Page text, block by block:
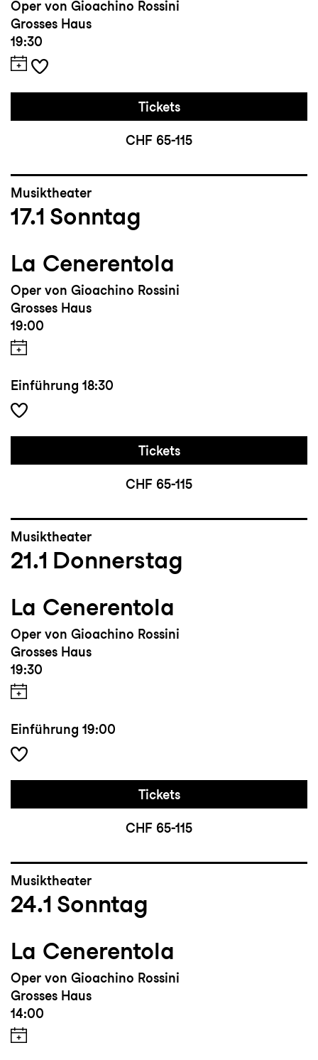
Oper von Gioachino Rossini
Grosses Haus
19:30
Tickets
CHF 65-115
Musiktheater
17.1 Sonntag
La Cenerentola
Oper von Gioachino Rossini
Grosses Haus
19:00
Einführung 18:30
Tickets
CHF 65-115
Musiktheater
21.1 Donnerstag
La Cenerentola
Oper von Gioachino Rossini
Grosses Haus
19:30
Einführung 19:00
Tickets
CHF 65-115
Musiktheater
24.1 Sonntag
La Cenerentola
Oper von Gioachino Rossini
Grosses Haus
14:00